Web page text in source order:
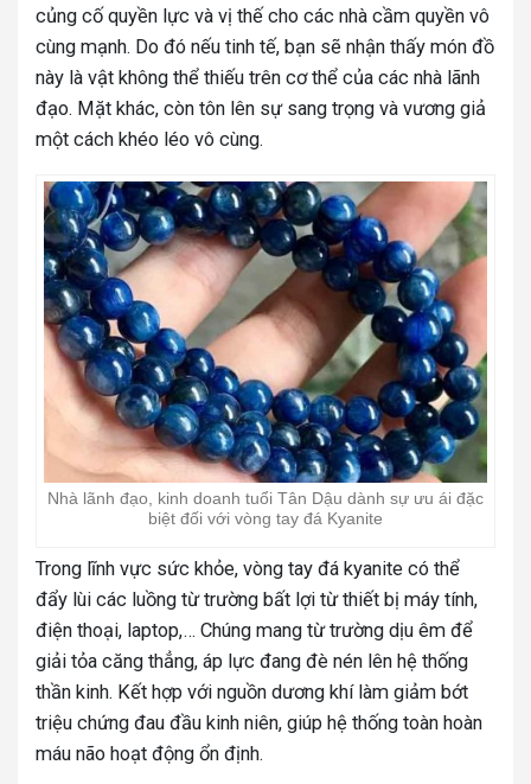
củng cố quyền lực và vị thế cho các nhà cầm quyền vô
cùng mạnh. Do đó nếu tinh tế, bạn sẽ nhận thấy món đồ
này là vật không thể thiếu trên cơ thể của các nhà lãnh
đạo. Mặt khác, còn tôn lên sự sang trọng và vương giả
một cách khéo léo vô cùng.
Nhà lãnh đạo, kinh doanh tuổi Tân Dậu dành sự ưu ái đặc
biệt đối với vòng tay đá Kyanite
Trong lĩnh vực sức khỏe, vòng tay đá kyanite có thể
đẩy lùi các luồng từ trường bất lợi từ thiết bị máy tính,
điện thoại, laptop,… Chúng mang từ trường dịu êm để
giải tỏa căng thẳng, áp lực đang đè nén lên hệ thống
thần kinh. Kết hợp với nguồn dương khí làm giảm bớt
triệu chứng đau đầu kinh niên, giúp hệ thống toàn hoàn
máu não hoạt động ổn định.